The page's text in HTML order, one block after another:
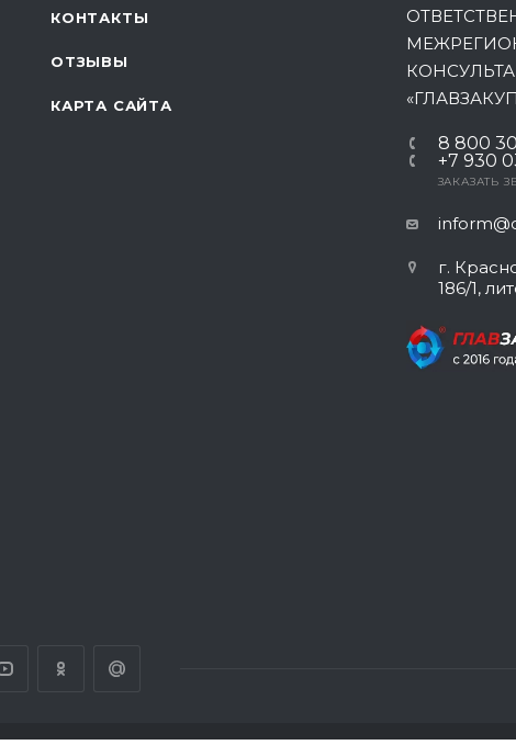
КОНТАКТЫ
ОТЗЫВЫ
КАРТА САЙТА
8 800
+7 930
ЗАКАЗАТЬ
г.
186/1,